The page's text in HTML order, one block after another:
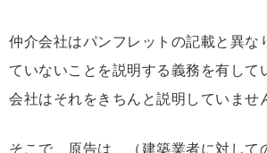
仲介会社はパンフレットの記載と異な
ていないことを説明する義務を有して
会社はそれをきちんと説明していませ
そこで、原告は、（建築業者に対して